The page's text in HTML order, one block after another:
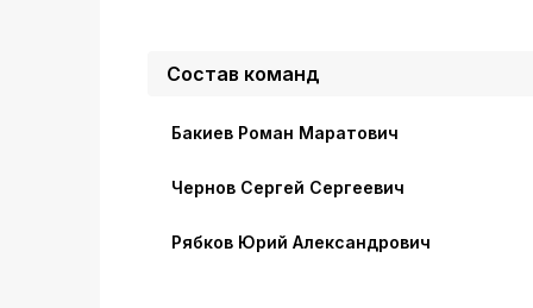
Состав команд
Бакиев Роман Маратович
Чернов Сергей Сергеевич
Рябков Юрий Александрович